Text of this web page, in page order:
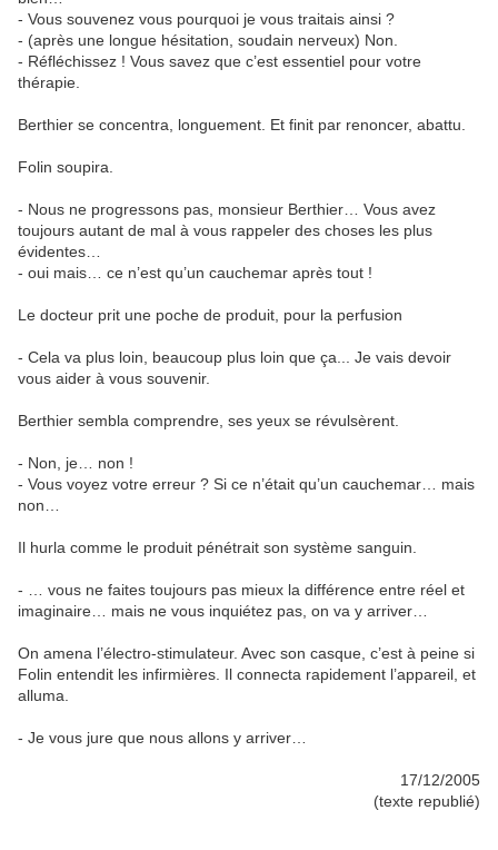
- Vous souvenez vous pourquoi je vous traitais ainsi ?
- (après une longue hésitation, soudain nerveux) Non.
- Réfléchissez ! Vous savez que c’est essentiel pour votre
thérapie.
Berthier se concentra, longuement. Et finit par renoncer, abattu.
Folin soupira.
- Nous ne progressons pas, monsieur Berthier… Vous avez
toujours autant de mal à vous rappeler des choses les plus
évidentes…
- oui mais… ce n’est qu’un cauchemar après tout !
Le docteur prit une poche de produit, pour la perfusion
- Cela va plus loin, beaucoup plus loin que ça... Je vais devoir
vous aider à vous souvenir.
Berthier sembla comprendre, ses yeux se révulsèrent.
- Non, je… non !
- Vous voyez votre erreur ? Si ce n’était qu’un cauchemar… mais
non…
Il hurla comme le produit pénétrait son système sanguin.
- … vous ne faites toujours pas mieux la différence entre réel et
imaginaire… mais ne vous inquiétez pas, on va y arriver…
On amena l’électro-stimulateur. Avec son casque, c’est à peine si
Folin entendit les infirmières. Il connecta rapidement l’appareil, et
alluma.
- Je vous jure que nous allons y arriver…
17/12/2005
(texte republié)